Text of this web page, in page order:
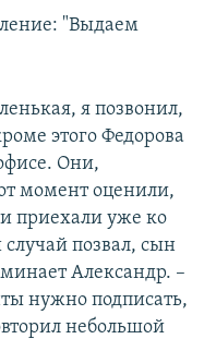
"Выдаем
я позвонил,
этого Федорова
Они,
момент оценили,
приехали уже ко
позвал, сын
Александр. –
нужно подписать,
небольшой